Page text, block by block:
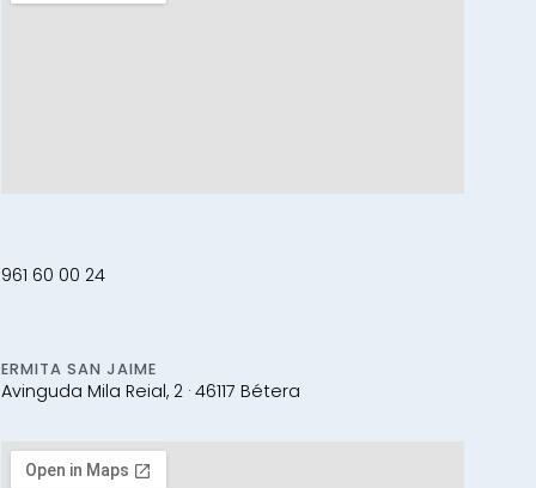
961 60 00 24
ERMITA SAN JAIME
Avinguda Mila Reial, 2 · 46117 Bétera